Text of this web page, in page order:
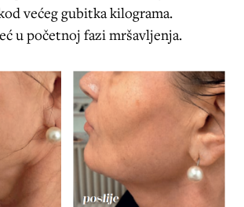
većeg gubitka kilograma.
u početnoj fazi mršavljenja.